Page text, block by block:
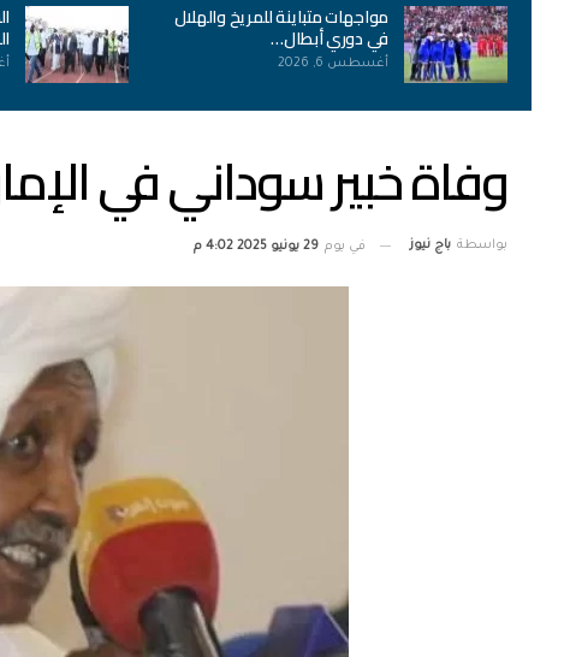
مواجهات متباينة للمريخ والهلال
في دوري أبطال…
أغسطس 6, 2026
وفاة خبير سوداني في
بواسطة باج نيوز في يوم 29 يونيو 2025 4:02 م